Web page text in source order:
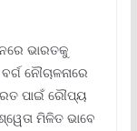
ଭାରତକୁ
ନୌଚାଳନାରେ
ପାଇଁ ରୌପ୍ୟ
ମିଳିତ ଭାବେ